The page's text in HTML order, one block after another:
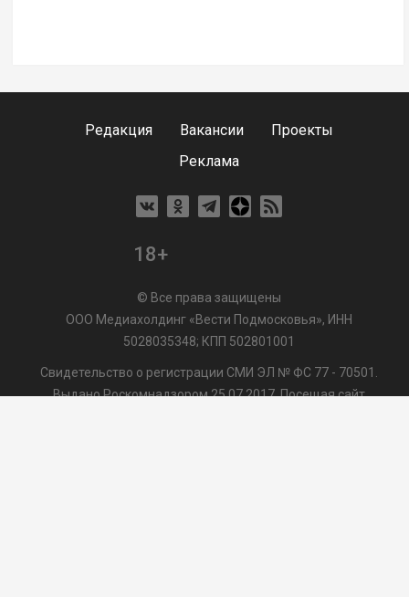
Редакция Вакансии
Проекты
Реклама
18+
© Все права защищены
ООО Медиахолдинг «Вести Подмосковья», ИНН
5028035348; КПП 502801001
Свидетельство о регистрации СМИ ЭЛ № ФС 77 - 70501.
Выдано Роскомнадзором 25.07.2017. Посещая сайт